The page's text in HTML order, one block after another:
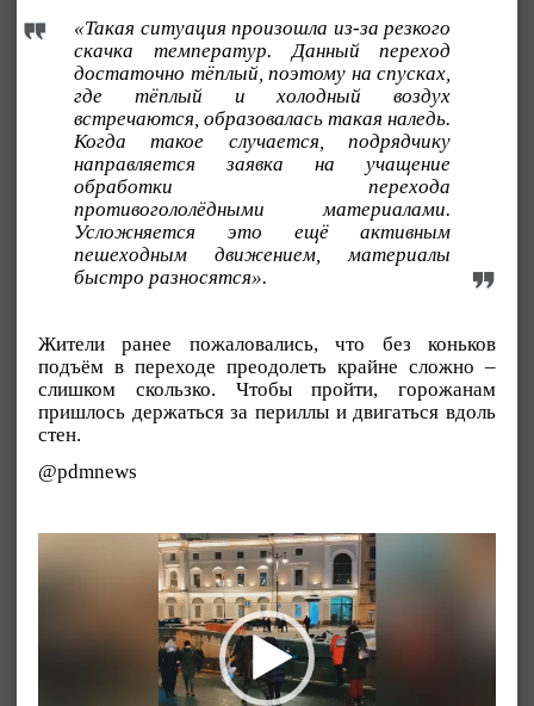
«Такая ситуация произошла из-за резкого
скачка температур. Данный переход
достаточно тёплый, поэтому на спусках,
где тёплый и холодный воздух
встречаются, образовалась такая наледь.
Когда такое случается, подрядчику
направляется заявка на учащение
обработки перехода
противогололёдными материалами.
Усложняется это ещё активным
пешеходным движением, материалы
быстро разносятся».
Жители ранее пожаловались, что без коньков
подъём в переходе преодолеть крайне сложно –
слишком скользко. Чтобы пройти, горожанам
пришлось держаться за периллы и двигаться вдоль
стен.
@pdmnews